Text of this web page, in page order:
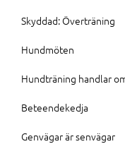
Skyddad: Överträning
Hundmöten
Hundträning handlar
Beteendekedja
Genvägar är senvägar